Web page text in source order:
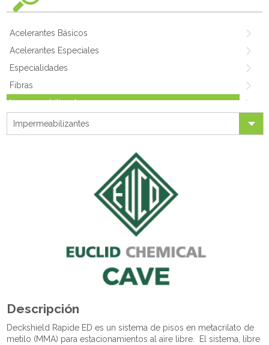
Acelerantes Básicos
Acelerantes Especiales
Especialidades
Fibras
Impermeabilizantes
Medio & Alto Rango
Shotcrete
Impermeabilizantes
Descripción
Deckshield Rapide ED es un sistema de pisos en metacrilato de
metilo (MMA) para estacionamientos al aire libre. El sistema, libre